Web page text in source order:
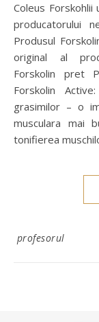
Coleus
producatorului
Produsul
original al
Forskolin pret
Forskolin
grasimilor – o
musculara mai
tonifierea
profesorul